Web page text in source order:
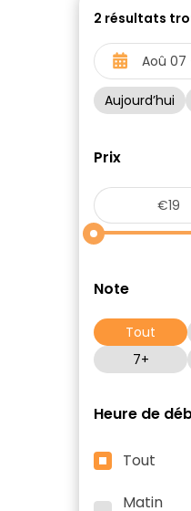
2 résultats
Aujourd’hui
Prix
Note
Tout
7+
Heure de
Tout
Matin